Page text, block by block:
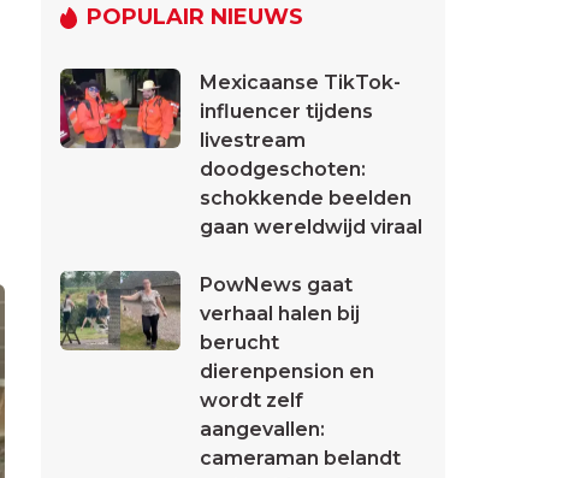
POPULAIR NIEUWS
Mexicaanse TikTok-
influencer tijdens
livestream
doodgeschoten:
schokkende beelden
gaan wereldwijd viraal
PowNews gaat
verhaal halen bij
berucht
dierenpension en
wordt zelf
aangevallen:
cameraman belandt